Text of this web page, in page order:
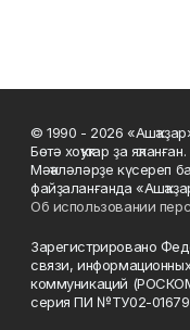
© 1990 - 2026
Бөтә хоҡуҡтар ҙа яҡланған.
Мәҡәләләрҙе күсереп
файҙаланғанда
Об использовании
Зарегистрировано
связи,
коммуникаций
серия ПИ №ТУ02-